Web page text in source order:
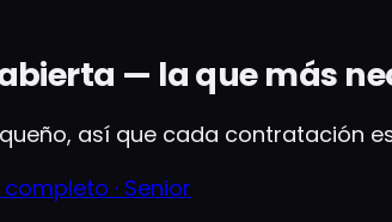
— la que más
así que cada contratación
· Senior